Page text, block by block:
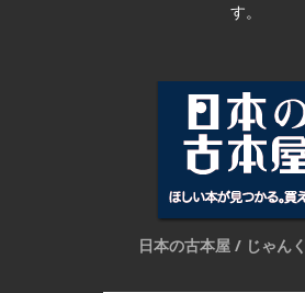
す。
日本の古本屋 / じゃん